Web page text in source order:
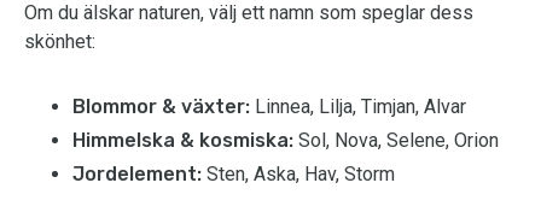
Om du älskar naturen, välj ett namn som speglar dess
skönhet:
Blommor & växter: Linnea, Lilja, Timjan, Alvar
Himmelska & kosmiska: Sol, Nova, Selene, Orion
Jordelement: Sten, Aska, Hav, Storm